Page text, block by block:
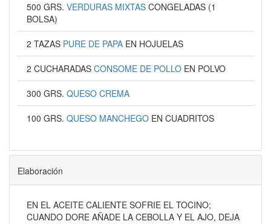
500 GRS. VERDURAS MIXTAS CONGELADAS (1
BOLSA)
2 TAZAS PURE DE PAPA EN HOJUELAS
2 CUCHARADAS CONSOME DE POLLO EN POLVO
300 GRS. QUESO CREMA
100 GRS. QUESO MANCHEGO EN CUADRITOS
Elaboración
EN EL ACEITE CALIENTE SOFRIE EL TOCINO;
CUANDO DORE AÑADE LA CEBOLLA Y EL AJO, DEJA